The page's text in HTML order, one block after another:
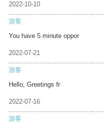
2022-10-10
游客
You have 5 minute oppor
2022-07-21
游客
Hello, Greetings fr
2022-07-16
游客